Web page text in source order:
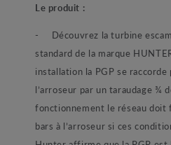
Le produit :
- Découvrez la turbine
standard de la marque
installation la PGP se raccorde
l’arroseur par un taraudage ¾
fonctionnement le réseau
bars à l’arroseur si ces